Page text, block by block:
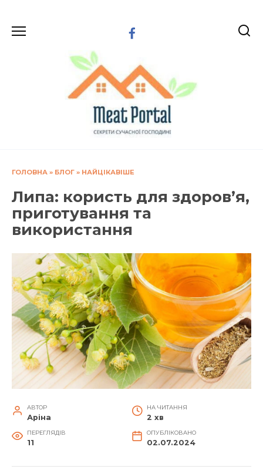
вмісту
ГОЛОВНА » БЛОГ » НАЙЦІКАВІШЕ
Липа: користь для здоров’я,
приготування та
використання
АВТОР
Аріна
НА ЧИТАННЯ
2 хв
ПЕРЕГЛЯДІВ
11
ОПУБЛІКОВАНО
02.07.2024